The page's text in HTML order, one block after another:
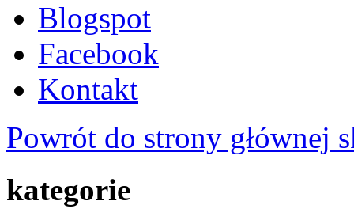
Blogspot
Facebook
Kontakt
Powrót do strony głównej
kategorie